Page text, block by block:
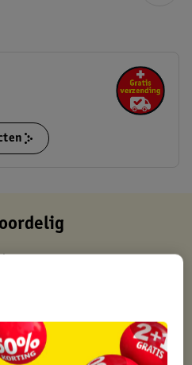
besteld, volgende dag in huis
kaart